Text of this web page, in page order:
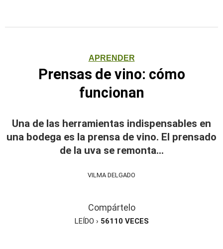
APRENDER
Prensas de vino: cómo
funcionan
Una de las herramientas indispensables en
una bodega es la prensa de vino. El prensado
de la uva se remonta...
VILMA DELGADO
Compártelo
LEÍDO › 56110VECES